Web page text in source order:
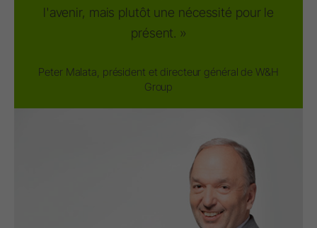
l'avenir, mais plutôt une nécessité pour le
présent. »
Peter Malata, président et directeur général de W&H
Group